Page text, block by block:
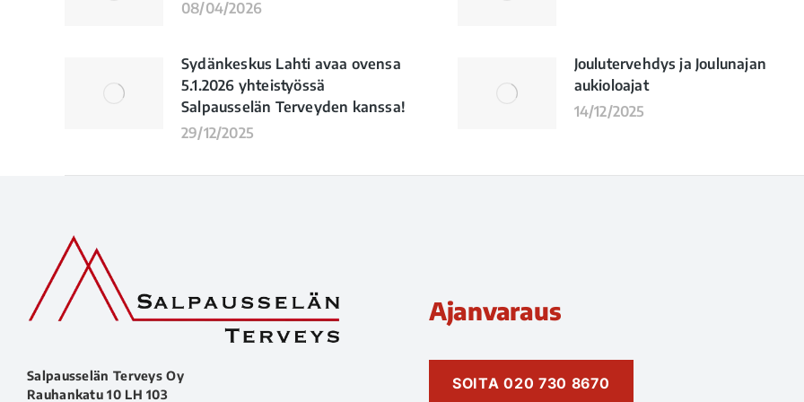
08/04/2026
Sydänkeskus Lahti avaa ovensa
5.1.2026 yhteistyössä
Salpausselän Terveyden kanssa!
29/12/2025
Joulutervehdys ja Joulunajan
aukioloajat
14/12/2025
Salpausselän Terveys Oy
Rauhankatu 10 LH 103
Ajanvaraus
SOITA 020 730 8670